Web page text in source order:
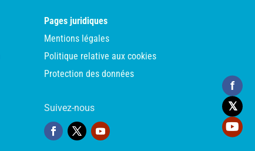
f
𝕏
Pages juridiques
Mentions légales
Politique relative aux cookies
Protection des données
Suivez-nous